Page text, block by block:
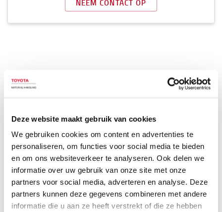
Deze website maakt gebruik van cookies
We gebruiken cookies om content en advertenties te
personaliseren, om functies voor social media te bieden
en om ons websiteverkeer te analyseren. Ook delen we
informatie over uw gebruik van onze site met onze
partners voor social media, adverteren en analyse. Deze
partners kunnen deze gegevens combineren met andere
informatie die u aan ze heeft verstrekt of die ze hebben
NEEM CONTACT OP
Haal het beste uit uw werkplek
Must have
Populaire accessoires